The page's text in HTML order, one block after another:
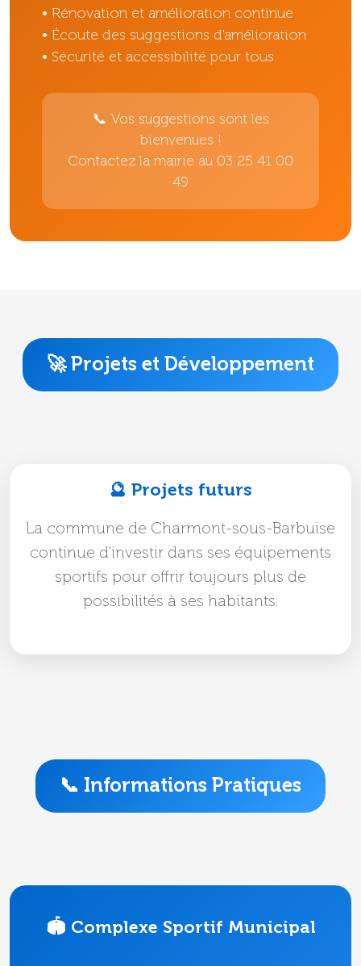
• Rénovation et amélioration continue
• Écoute des suggestions d'amélioration
• Sécurité et accessibilité pour tous
📞 Vos suggestions sont les
bienvenues !
Contactez la mairie au 03 25 41 00
49
🚀 Projets et Développement
🔮 Projets futurs
La commune de Charmont-sous-Barbuise
continue d'investir dans ses équipements
sportifs pour offrir toujours plus de
possibilités à ses habitants.
📞 Informations Pratiques
🏟️ Complexe Sportif Municipal